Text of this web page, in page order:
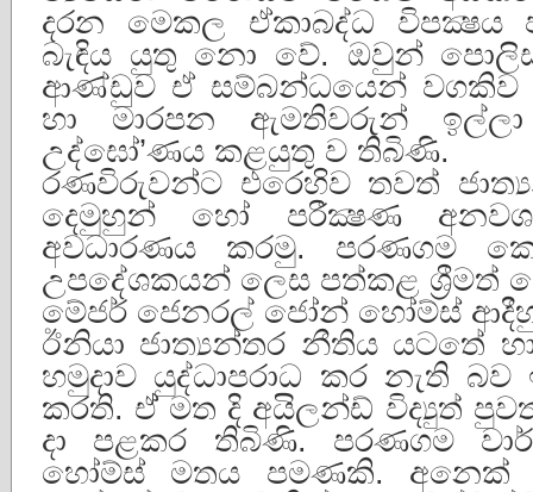
දරන මෙකල ඒකාබද්ධ
බැඳිය යුතු නො වේ. ඔවුන් පොලිස්
ආණ්ඩුව ඒ සම්බන්ධයෙන්
හා මාරපන ඇමතිවරුන්
උද්ඝෝ’ණය කළයුතු ව තිබිණි.
රණවිරුවන්ට එරෙහිව තවත්
දෙමුහුන් හෝ පරීක්‍ෂණ
අවධාරණය කරමු. පරණගම
උපදේශකයන් ලෙස පත්කළ ශ්‍රීමත්
මේජර් ජෙනරල් ජෝන් හෝම්ස් ආදීහු
ඊනියා ජාත්‍යන්තර නීතිය යටතේ
හමුදාව යුද්ධාපරාධ කර නැති බව
කරති. ඒ් මත දි අයිලන්ඩ් විද්‍යුත්
දා පළකර තිබිණි. පරණගම
හෝම්ස් මතය පමණකි. අනෙක්